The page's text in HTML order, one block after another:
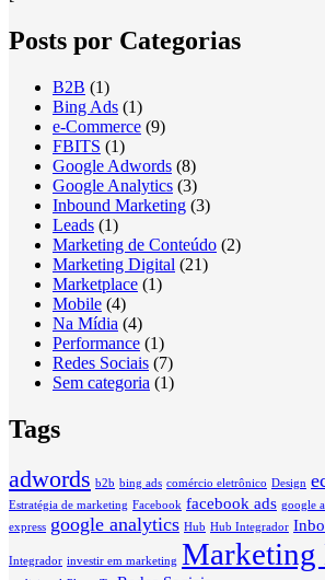
Posts por Categorias
B2B (1)
Bing Ads (1)
e-Commerce (9)
FBITS (1)
Google Adwords (8)
Google Analytics (3)
Inbound Marketing (3)
Leads (1)
Marketing de Conteúdo (2)
Marketing Digital (21)
Marketplace (1)
Mobile (4)
Na Mídia (4)
Performance (1)
Redes Sociais (7)
Sem categoria (1)
Tags
adwords b2b bing ads comércio eletrônico Design
Estratégia de marketing Facebook facebook ads google
express google analytics Hub Hub Integrador
Integrador investir em marketing Marketing